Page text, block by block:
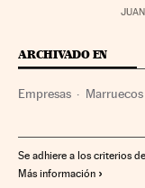
ARCHIVADO EN
Empresas Marruecos
Se adhiere a los criterios de
Más información